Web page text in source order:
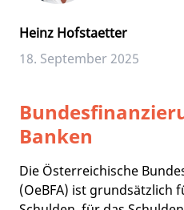
Heinz Hofstaetter
18. September 2025
Banken
Die Österreichische
(OeBFA) ist grundsätzlich